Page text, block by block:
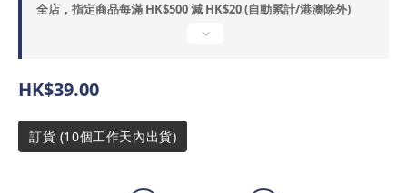
全店，指定商品每滿 HK$500 減 HK$20 (自動累計/港澳除外)
HK$39.00
訂貨 (10個工作天內出貨)